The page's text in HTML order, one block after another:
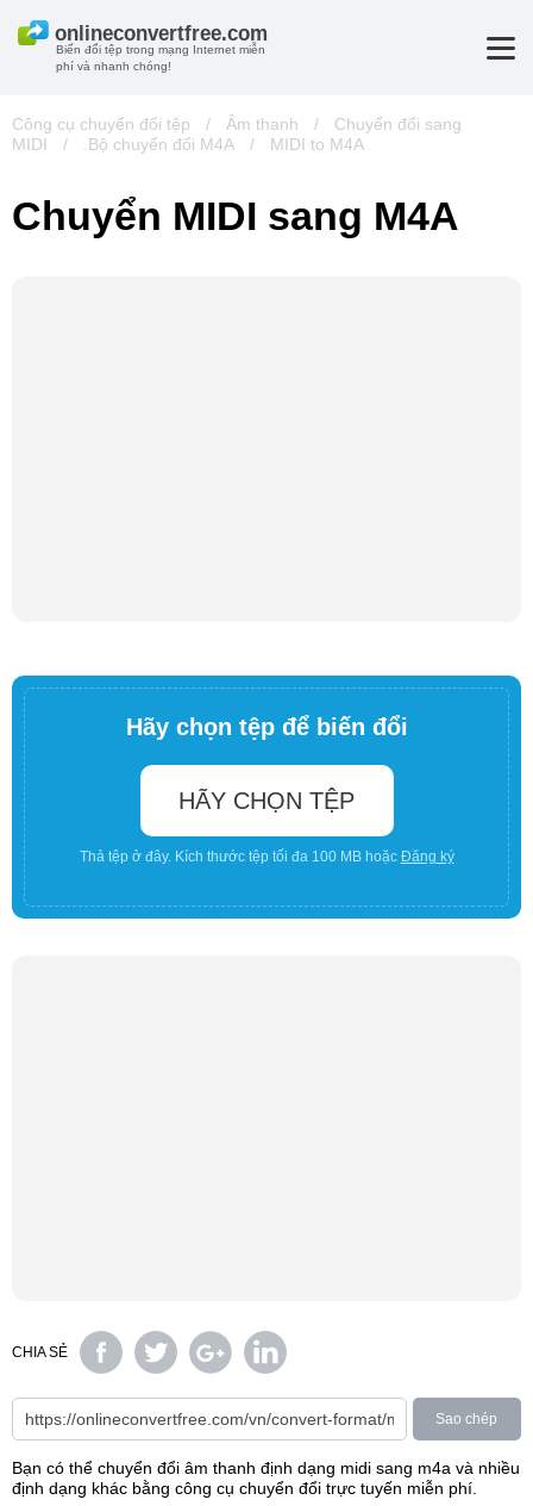
Biến đổi tệp trong mạng Internet miễn
phí và nhanh chóng!
Công cụ chuyển đổi tệp / Âm thanh /
Chuyển đổi sang
MIDI
/ .Bộ chuyển đổi M4A / MIDI to M4A
Chuyển MIDI sang M4A
Hãy chọn tệp để biến đổi
HÃY CHỌN TỆP
Thả tệp ở đây. Kích thước tệp tối đa 100 MB hoặc Đăng ký
CHIA SẺ
Sao chép
Bạn có thể chuyển đổi âm thanh định dạng midi sang m4a và nhiều
định dạng khác bằng công cụ chuyển đổi trực tuyến miễn phí.